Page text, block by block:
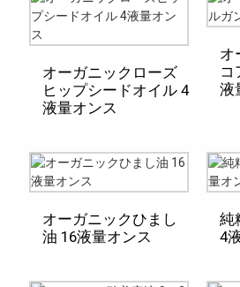
オーガニックローズ
ヒップシードオイル 4
液量オンス
オ
コ
液
オーガニックひまし
油 16液量オンス
純
4